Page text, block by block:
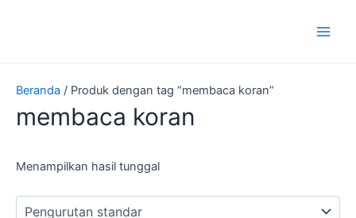
Beranda / Produk dengan tag “membaca koran”
membaca koran
Menampilkan hasil tunggal